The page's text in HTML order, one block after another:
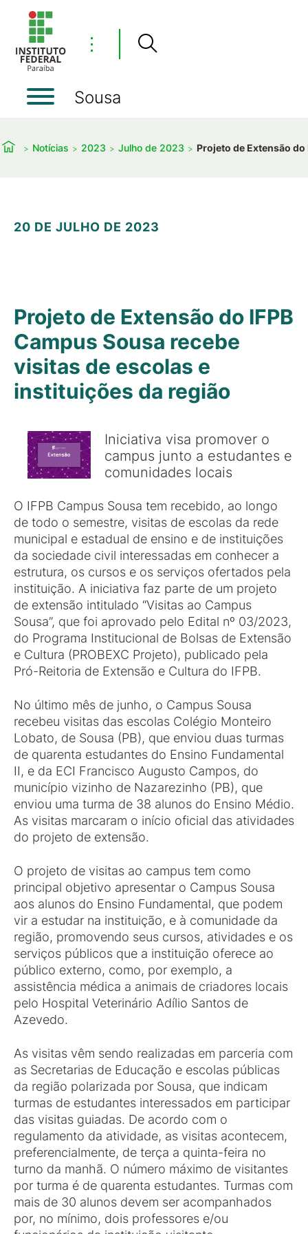
⋮
Sousa
Notícias 2023 Julho de 2023 Projeto de Extensão
20 DE JULHO DE 2023
Projeto de Extensão do IFPB
Campus Sousa recebe
visitas de escolas e
instituições da região
Iniciativa visa promover o
campus junto a estudantes e
comunidades locais
O IFPB Campus Sousa tem recebido, ao longo
de todo o semestre, visitas de escolas da rede
municipal e estadual de ensino e de instituições
da sociedade civil interessadas em conhecer a
estrutura, os cursos e os serviços ofertados pela
instituição. A iniciativa faz parte de um projeto
de extensão intitulado “Visitas ao Campus
Sousa”, que foi aprovado pelo Edital nº 03/2023,
do Programa Institucional de Bolsas de Extensão
e Cultura (PROBEXC Projeto), publicado pela
Pró-Reitoria de Extensão e Cultura do IFPB.
No último mês de junho, o Campus Sousa
recebeu visitas das escolas Colégio Monteiro
Lobato, de Sousa (PB), que enviou duas turmas
de quarenta estudantes do Ensino Fundamental
II, e da ECI Francisco Augusto Campos, do
município vizinho de Nazarezinho (PB), que
enviou uma turma de 38 alunos do Ensino Médio.
As visitas marcaram o início oficial das atividades
do projeto de extensão.
O projeto de visitas ao campus tem como
principal objetivo apresentar o Campus Sousa
aos alunos do Ensino Fundamental, que podem
vir a estudar na instituição, e à comunidade da
região, promovendo seus cursos, atividades e os
serviços públicos que a instituição oferece ao
público externo, como, por exemplo, a
assistência médica a animais de criadores locais
pelo Hospital Veterinário Adílio Santos de
Azevedo.
As visitas vêm sendo realizadas em parceria com
as Secretarias de Educação e escolas públicas
da região polarizada por Sousa, que indicam
turmas de estudantes interessados em participar
das visitas guiadas. De acordo com o
regulamento da atividade, as visitas acontecem,
preferencialmente, de terça a quinta-feira no
turno da manhã. O número máximo de visitantes
por turma é de quarenta estudantes. Turmas com
mais de 30 alunos devem ser acompanhados
por, no mínimo, dois professores e/ou